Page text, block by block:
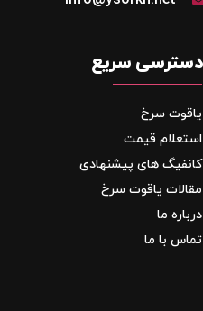
دسترسی سریع
یاقوت سرخ
استعلام قیمت
کانفیگ های پیشنهادی
مقالات یاقوت سرخ
درباره ما
تماس با ما